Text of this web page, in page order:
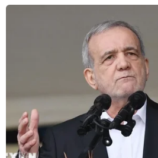
Hội nghị COP22 đối mặt
cùng khó khăn
Hội nghị COP22 buộc phải tìm
cách thức thực hiện Hiệp định
Nghị định thư Kyoto năm 1997 và
Copenhagen (Đan Mạch) năm